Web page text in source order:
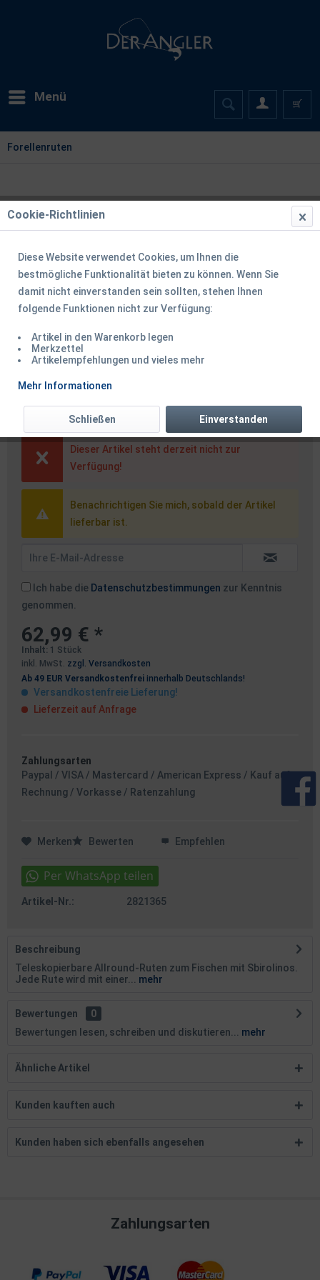
Menü
Forellenruten
Trout Sbiro Tele 3,60m 5-20g
Dieser Artikel steht derzeit nicht zur
Verfügung!
Benachrichtigen Sie mich, sobald der Artikel
lieferbar ist.
Ich habe die Datenschutzbestimmungen zur Kenntnis
genommen.
62,99 € *
Inhalt: 1 Stück
inkl. MwSt. zzgl. Versandkosten
Ab 49 EUR Versandkostenfrei innerhalb Deutschlands!
Versandkostenfreie Lieferung!
Lieferzeit auf Anfrage
Zahlungsarten
Paypal / VISA / Mastercard / American Express / Kauf auf
Rechnung / Vorkasse / Ratenzahlung
Merken Bewerten Empfehlen
Artikel-Nr.: 2821365
Beschreibung
Teleskopierbare Allround-Ruten zum Fischen mit Sbirolinos.
Jede Rute wird mit einer...
mehr
Bewertungen
0
Bewertungen lesen, schreiben und diskutieren...
mehr
Ähnliche Artikel
Kunden kauften auch
Kunden haben sich ebenfalls angesehen
Zahlungsarten
Cookie-Richtlinien
Diese Website verwendet Cookies, um Ihnen die
bestmögliche Funktionalität bieten zu können. Wenn Sie
damit nicht einverstanden sein sollten, stehen Ihnen
folgende Funktionen nicht zur Verfügung:
Artikel in den Warenkorb legen
Merkzettel
Artikelempfehlungen und vieles mehr
Mehr Informationen
Einverstanden
Schließen